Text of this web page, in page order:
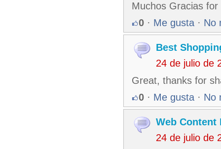
Muchos Gracias
0 · Me gusta · No
Best
24 de julio de
Great, thanks for
0 · Me gusta · No
Web Content
24 de julio de